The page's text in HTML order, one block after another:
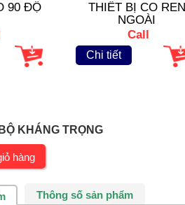
90 ĐỘ
THIẾT BỊ CO REN
NGOÀI
Call
Chi tiết
KHÁNG TRỌNG
Thông số sản phẩm